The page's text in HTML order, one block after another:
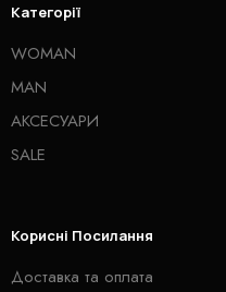
Категорії
WOMAN
MAN
АКСЕСУАРИ
SALE
Корисні Посилання
Доставка та оплата